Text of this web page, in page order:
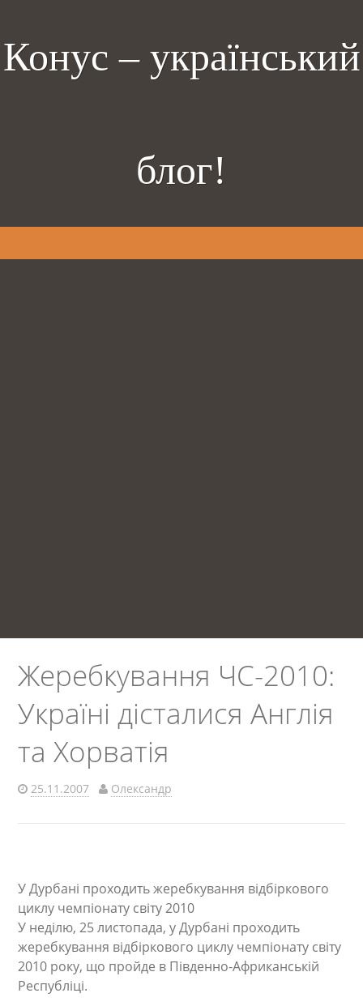
Конус – український
блог!
Жеребкування ЧС-2010:
Україні дісталися Англія
та Хорватія
25.11.2007 Олександр
У Дурбані проходить жеребкування відбіркового
циклу чемпіонату світу 2010
У неділю, 25 листопада, у Дурбані проходить
жеребкування відбіркового циклу чемпіонату світу
2010 року, що пройде в Південно-Африканській
Республіці.